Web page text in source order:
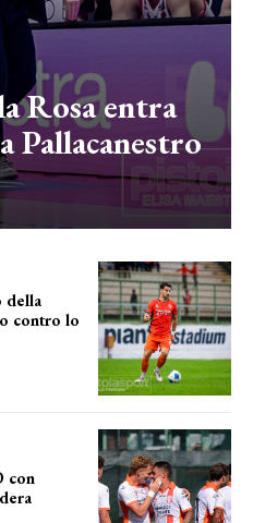
Rosa entra
Pallacanestro
della
contro lo
con